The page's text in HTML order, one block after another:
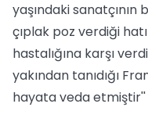
yaşındaki
çıplak poz verdiği
hastalığına karşı
yakından tanıdığı
hayata veda etmiştir''